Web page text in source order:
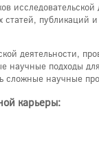
публикаций
деятельности,
подходы
сложные научные
карьеры: